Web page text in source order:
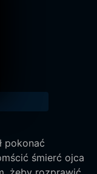
pokonać
śmierć ojca